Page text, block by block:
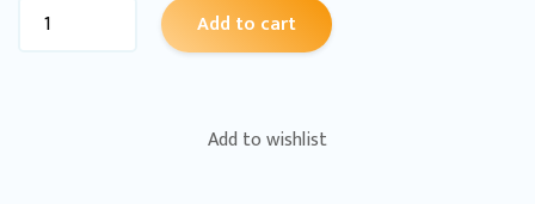
Add to cart
Add to wishlist